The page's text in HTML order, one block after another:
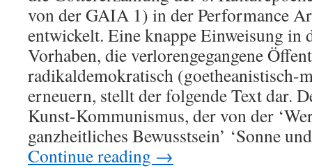
von der GAIA 1) in der Performance
entwickelt. Eine knappe Einweisung in
Vorhaben, die verlorengegangene
radikaldemokratisch (goetheanistisch-
erneuern, stellt der folgende Text dar.
Kunst-Kommunismus, der von der
ganzheitliches Bewusstsein’ ‘Sonne
Continue reading →